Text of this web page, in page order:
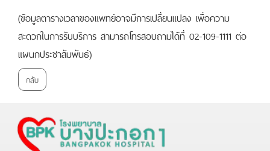
(ข้อมูลตารางเวลาของแพทย์อาจมีการเปลี่ยนแปลง เพื่อความ
สะดวกในการรับบริการ สามารถโทรสอบถามได้ที่ 02-109-1111 ต่อ
แผนกประชาสัมพันธ์)
กลับ